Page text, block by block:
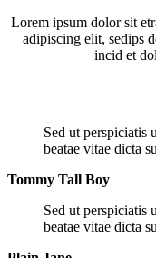
Lorem ipsum dolor sit
adipiscing elit, sedips
incid et
Sed ut perspiciatis
beatae vitae dicta
Tommy Tall Boy
Sed ut perspiciatis
beatae vitae dicta